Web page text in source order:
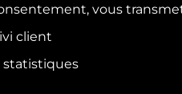
vous
client
statistiques